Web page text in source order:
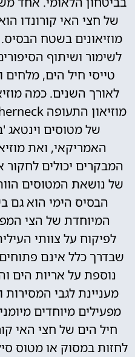
של חצי האי קורונדו
מוזיאונים בשטח
לשימור ושיתוף
טייסי חיל הים,
לאורך השנים. כמה
של מטוסים וינטאג
המבקרים יכולים
הבסיס הימי הוא גם
המיוחדת של הצי
לפיקוח על צוותי
שבדרך כלל אינם פתוחים
נוספת על אריות הים
מעניינת לגבי
מפעילים מיוחדים
חיל הים של חצי האי
לחזות במסוק או מטוס